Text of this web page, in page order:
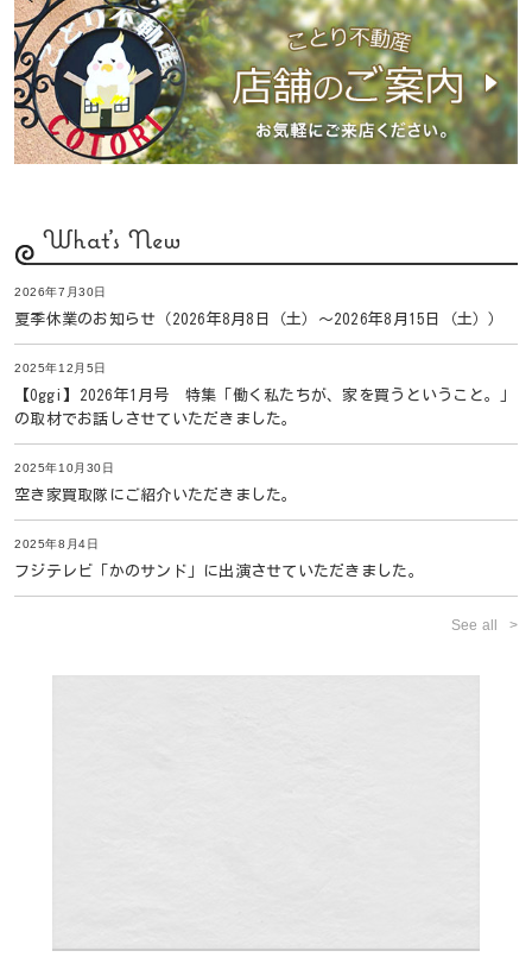
What's New
2026年7月30日
夏季休業のお知らせ（2026年8月8日（土）〜2026年8月15日（土））
2025年12月5日
【Oggi】2026年1月号 特集「働く私たちが、家を買うということ。」
の取材でお話しさせていただきました。
2025年10月30日
空き家買取隊にご紹介いただきました。
2025年8月4日
フジテレビ「かのサンド」に出演させていただきました。
See all